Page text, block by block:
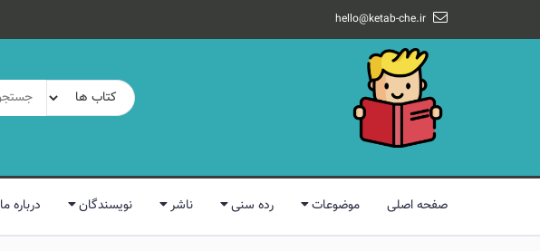
hello@ketab-che.ir
صفحه اصلی موضوعات رده سنی ناشر نویسندگان درباره ما